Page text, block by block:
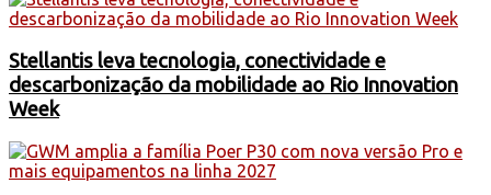
Stellantis leva tecnologia, conectividade e
descarbonização da mobilidade ao Rio Innovation
Week